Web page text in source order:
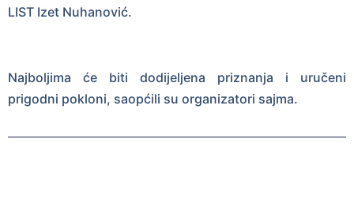
LIST Izet Nuhanović.
Najboljima će biti dodijeljena priznanja i uručeni
prigodni pokloni, saopćili su organizatori sajma.